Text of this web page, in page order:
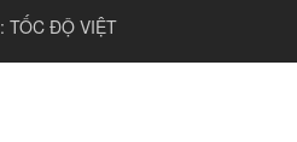
: TỐC ĐỘ VIỆT